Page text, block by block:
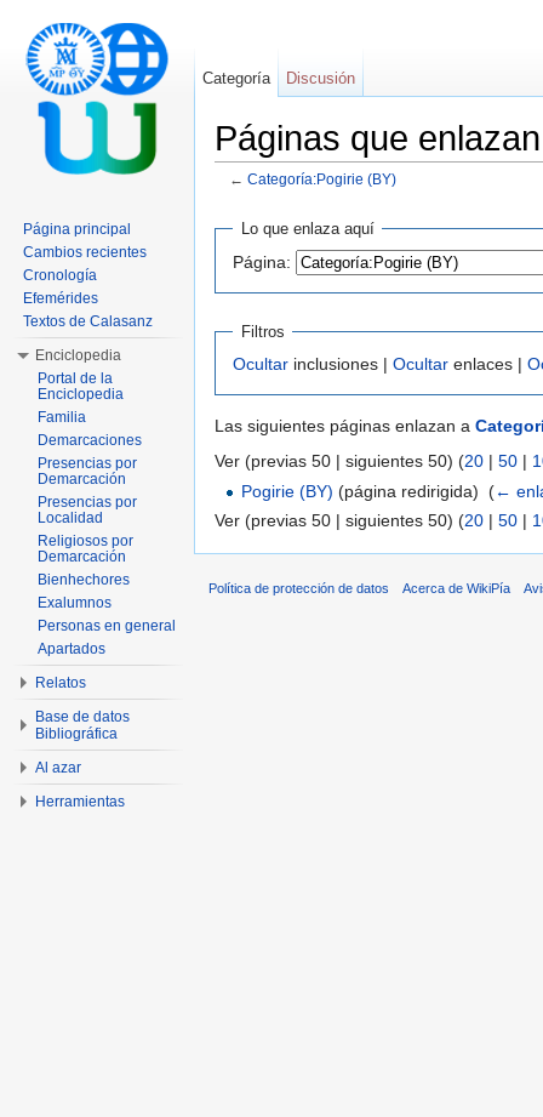
Páginas que
← Categoría:Pogirie (BY)
Lo que enlaza aquí
Página:
Filtros
Ocultar inclusiones | Ocultar enlaces |
Las siguientes páginas enlazan a
Ver (previas 50 | siguientes 50) (20 | 50 |
Pogirie (BY) (página redirigida) ‎ (←
Ver (previas 50 | siguientes 50) (20 | 50 |
Categoría Discusión
Página principal
Cambios recientes
Cronología
Efemérides
Textos de Calasanz
Enciclopedia
Portal de la
Enciclopedia
Familia
Demarcaciones
Presencias por
Demarcación
Presencias por
Localidad
Religiosos por
Demarcación
Bienhechores
Exalumnos
Personas en general
Apartados
Relatos
Base de datos
Bibliográfica
Al azar
Herramientas
Política de protección de datos Acerca de WikiPía